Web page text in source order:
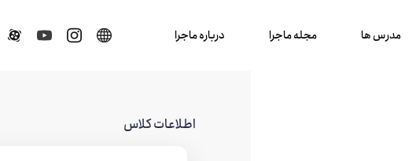
مدرس ها مجله ماجرا درباره ماجرا
اطلاعات کلاس